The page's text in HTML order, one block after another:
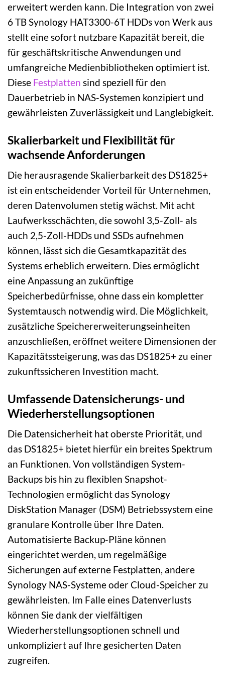
erweitert werden kann. Die Integration von zwei
6 TB Synology HAT3300-6T HDDs von Werk aus
stellt eine sofort nutzbare Kapazität bereit, die
für geschäftskritische Anwendungen und
umfangreiche Medienbibliotheken optimiert ist.
Diese Festplatten sind speziell für den
Dauerbetrieb in NAS-Systemen konzipiert und
gewährleisten Zuverlässigkeit und Langlebigkeit.
Skalierbarkeit und Flexibilität für
wachsende Anforderungen
Die herausragende Skalierbarkeit des DS1825+
ist ein entscheidender Vorteil für Unternehmen,
deren Datenvolumen stetig wächst. Mit acht
Laufwerksschächten, die sowohl 3,5-Zoll- als
auch 2,5-Zoll-HDDs und SSDs aufnehmen
können, lässt sich die Gesamtkapazität des
Systems erheblich erweitern. Dies ermöglicht
eine Anpassung an zukünftige
Speicherbedürfnisse, ohne dass ein kompletter
Systemtausch notwendig wird. Die Möglichkeit,
zusätzliche Speichererweiterungseinheiten
anzuschließen, eröffnet weitere Dimensionen der
Kapazitätssteigerung, was das DS1825+ zu einer
zukunftssicheren Investition macht.
Umfassende Datensicherungs- und
Wiederherstellungsoptionen
Die Datensicherheit hat oberste Priorität, und
das DS1825+ bietet hierfür ein breites Spektrum
an Funktionen. Von vollständigen System-
Backups bis hin zu flexiblen Snapshot-
Technologien ermöglicht das Synology
DiskStation Manager (DSM) Betriebssystem eine
granulare Kontrolle über Ihre Daten.
Automatisierte Backup-Pläne können
eingerichtet werden, um regelmäßige
Sicherungen auf externe Festplatten, andere
Synology NAS-Systeme oder Cloud-Speicher zu
gewährleisten. Im Falle eines Datenverlusts
können Sie dank der vielfältigen
Wiederherstellungsoptionen schnell und
unkompliziert auf Ihre gesicherten Daten
zugreifen.